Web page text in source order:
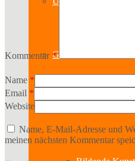
Geschichte
Kommentar *
Name *
Email *
Website
Name, E-Mail-Adresse und
meinen nächsten Kommentar